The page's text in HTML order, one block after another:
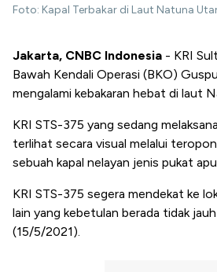
Foto: Kapal Terbakar di Laut Natuna
Jakarta, CNBC Indonesia - KRI
Bawah Kendali Operasi (BKO)
mengalami kebakaran hebat di laut
KRI STS-375 yang sedang
terlihat secara visual melalui
sebuah kapal nelayan jenis pukat
KRI STS-375 segera mendekat ke
lain yang kebetulan berada tidak
(15/5/2021).